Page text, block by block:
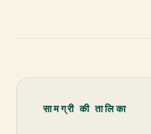
सामग्री की तालिका